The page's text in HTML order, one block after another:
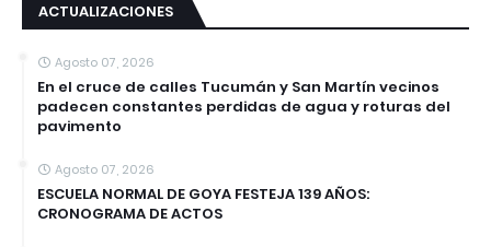
ACTUALIZACIONES
Agosto 07, 2026
En el cruce de calles Tucumán y San Martín vecinos
padecen constantes perdidas de agua y roturas del
pavimento
Agosto 07, 2026
ESCUELA NORMAL DE GOYA FESTEJA 139 AÑOS:
CRONOGRAMA DE ACTOS